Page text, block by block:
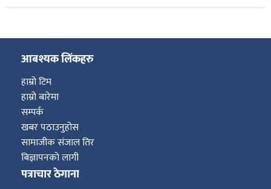
आबश्यक लिंकहरु
हाम्रो टिम
हाम्रो बारेमा
सम्पर्क
खबर पठाउनुहोस
सामाजीक संजाल तिर
बिज्ञापनको लागी
पत्राचार ठेगाना